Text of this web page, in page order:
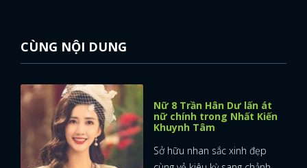
CÙNG NỘI DUNG
Nữ 8 Trần Hân Dư lấn át
nữ chính trong Nhất Kiến
Khuynh Tâm
Sở hữu nhan sắc xinh đẹp